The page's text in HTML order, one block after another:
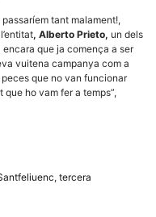
tant malament!,
, Alberto Prieto, un dels
que ja comença a ser
vuitena campanya com a
que no van funcionar
ho vam fer a temps”,
, tercera
estadístiques
de manera
anònima d'ús
del lloc web
per a millorar
la funcionalitat
i la seva
estructura.
Alguns